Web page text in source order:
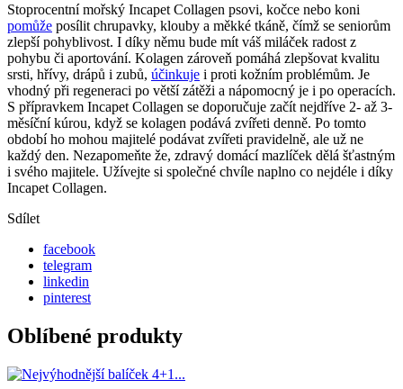
Stoprocentní mořský Incapet Collagen psovi, kočce nebo koni
pomůže posílit chrupavky, klouby a měkké tkáně, čímž se seniorům
zlepší pohyblivost. I díky němu bude mít váš miláček radost z
pohybu či aportování. Kolagen zároveň pomáhá zlepšovat kvalitu
srsti, hřívy, drápů i zubů, účinkuje i proti kožním problémům. Je
vhodný při regeneraci po větší zátěži a nápomocný je i po operacích.
S přípravkem Incapet Collagen se doporučuje začít nejdříve 2- až 3-
měsíční kúrou, když se kolagen podává zvířeti denně. Po tomto
období ho mohou majitelé podávat zvířeti pravidelně, ale už ne
každý den. Nezapomeňte že, zdravý domácí mazlíček dělá šťastným
i svého majitele. Užívejte si společné chvíle naplno co nejdéle i díky
Incapet Collagen.
Sdílet
facebook
telegram
linkedin
pinterest
Oblíbené produkty